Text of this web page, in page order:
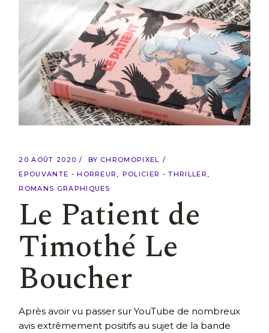
20 AOÛT 2020 BY CHROMOPIXEL
EPOUVANTE - HORREUR
POLICIER - THRILLER
ROMANS GRAPHIQUES
Le Patient de
Timothé Le
Boucher
Après avoir vu passer sur YouTube de nombreux
avis extrêmement positifs au sujet de la bande